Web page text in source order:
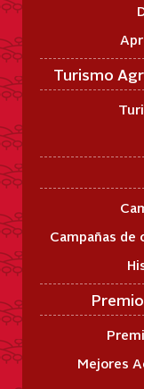
Turismo
Campañas de
Mejores